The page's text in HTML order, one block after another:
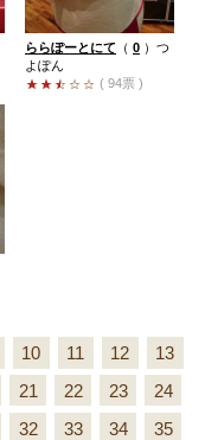
ららぽーとにて （ 0 ） つ
よぽん
( 94票 )
10 11 12
13
21 22 23
24
32 33 34
35